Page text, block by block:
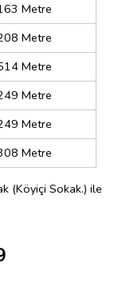
Metre
Metre
Metre
Metre
Metre
Metre
(Köyiçi Sokak.) ile